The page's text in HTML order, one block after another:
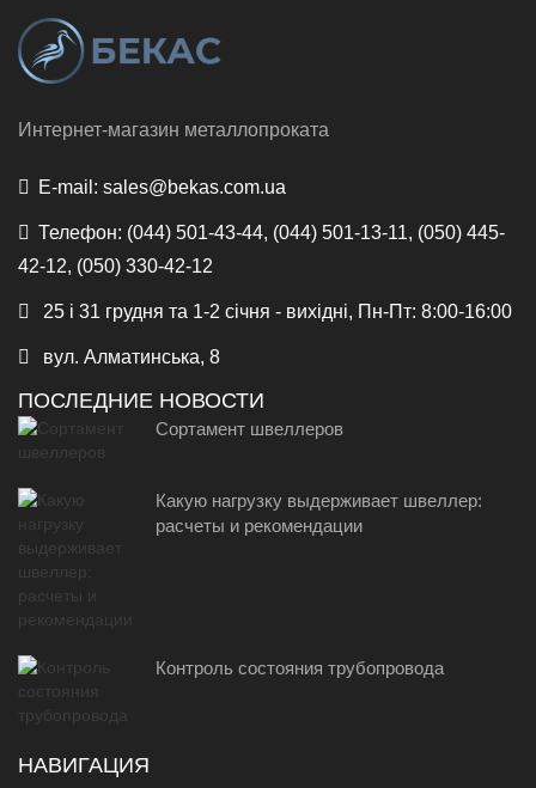
Интернет-магазин металлопроката
E-mail: sales@bekas.com.ua
Телефон: (044) 501-43-44, (044) 501-13-11, (050) 445-
42-12, (050) 330-42-12
25 і 31 грудня та 1-2 січня - вихідні, Пн-Пт: 8:00-16:00
вул. Алматинська, 8
ПОСЛЕДНИЕ НОВОСТИ
Сортамент швеллеров
Какую нагрузку выдерживает швеллер:
расчеты и рекомендации
Контроль состояния трубопровода
НАВИГАЦИЯ